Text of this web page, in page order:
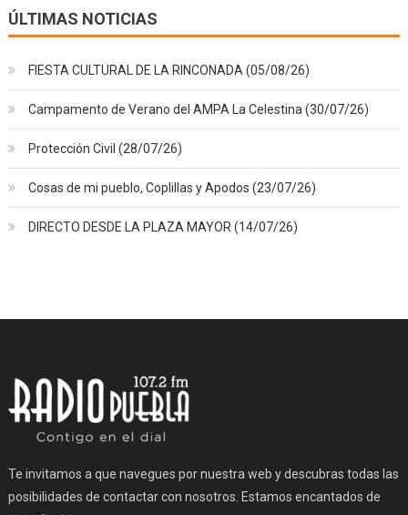
ÚLTIMAS NOTICIAS
FIESTA CULTURAL DE LA RINCONADA (05/08/26)
Campamento de Verano del AMPA La Celestina (30/07/26)
Protección Civil (28/07/26)
Cosas de mi pueblo, Coplillas y Apodos (23/07/26)
DIRECTO DESDE LA PLAZA MAYOR (14/07/26)
Te invitamos a que navegues por nuestra web y descubras todas las
posibilidades de contactar con nosotros. Estamos encantados de